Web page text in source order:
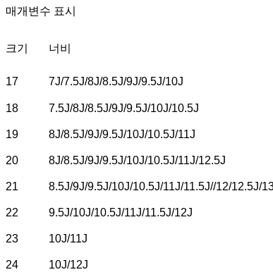
매개변수 표시
크기 너비
17 7J/7.5J/8J/8.5J/9J/9.5J/10J
18 7.5J/8J/8.5J/9J/9.5J/10J/10.5J
19 8J/8.5J/9J/9.5J/10J/10.5J/11J
20 8J/8.5J/9J/9.5J/10J/10.5J/11J/12.5J
21 8.5J/9J/9.5J/10J/10.5J/11J/11.5J//12/12.5J/
22 9.5J/10J/10.5J/11J/11.5J/12J
23 10J/11J
24 10J/12J